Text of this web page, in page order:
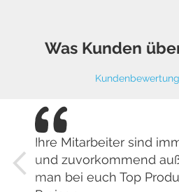
Was Kunden
Ihre Mitarbeiter sind
und zuvorkommend
man bei euch Top